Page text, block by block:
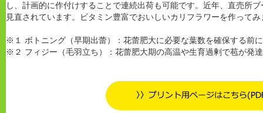
し、計画的に作付けすることで連続出荷も可能です。近年、直売所
見直されています。ビタミン豊富でおいしいカリフラワーを作って
※１ ボトニング（早期出蕾）：花蕾肥大に必要な葉数を確保する前
※２ フィジー（毛羽立ち）：花蕾肥大期の高温や生育過剰で苞が発